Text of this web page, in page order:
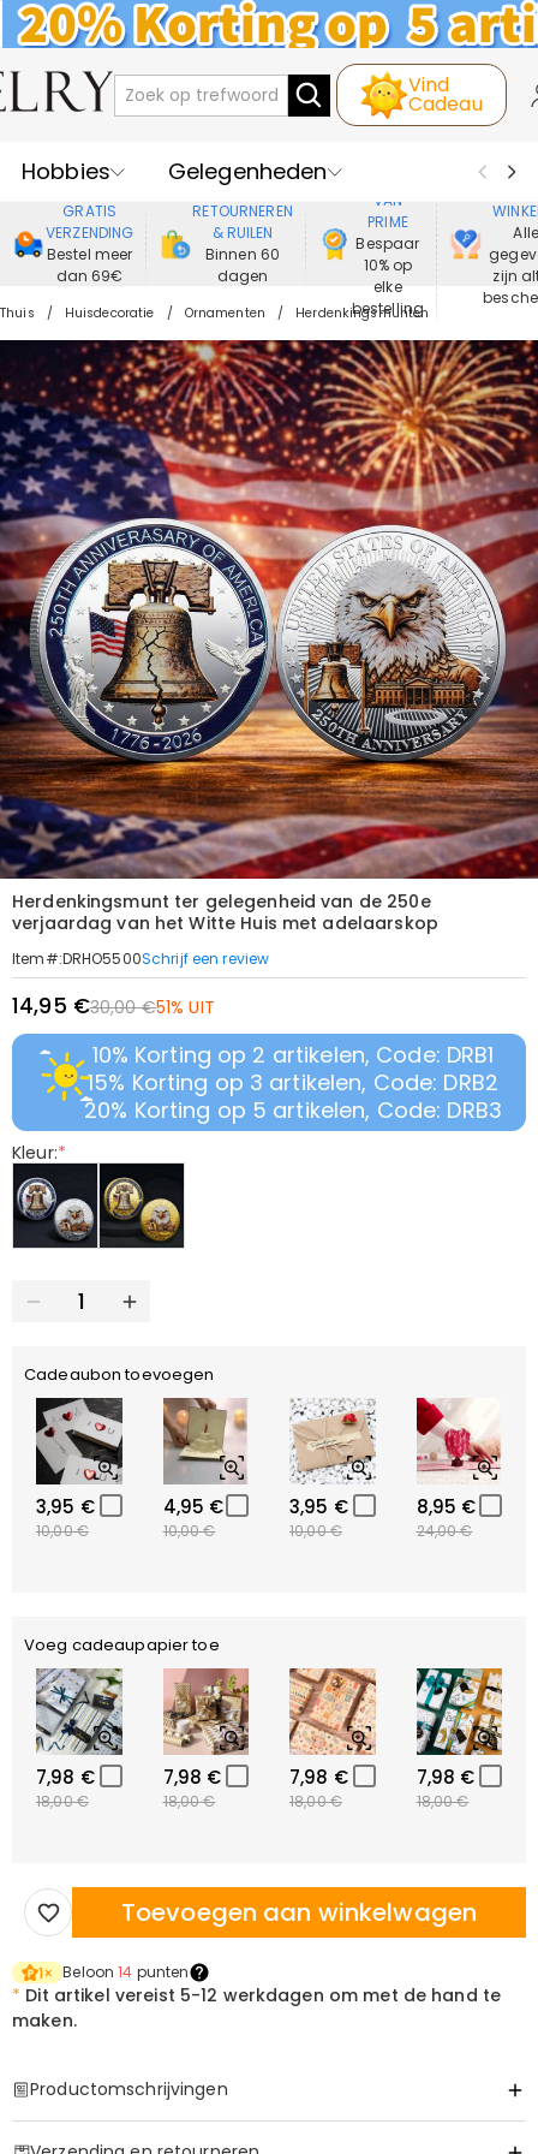
Vind
Cadeau
Hobbies
Gelegenheden
Recipienten
Best Verkochte
Nieuwe
Juwelen
Wonen&Leven
Kleding
GRATIS
VERZENDING
Bestel meer
dan 69€
RETOURNEREN
& RUILEN
Binnen 60
dagen
VAN
PRIME
Bespaar
10% op
elke
bestelling
Alle
zijn
Thuis Huisdecoratie Ornamenten Herdenkingsmunten
Herdenkingsmunt ter gelegenheid van de 250e
verjaardag van het Witte Huis met adelaarskop
Item#:DRHO5500Schrijf een review
14,95 €30,00 €51% UIT
10% Korting op 2 artikelen, Code: DRB1
15% Korting op 3 artikelen, Code: DRB2
20% Korting op 5 artikelen, Code: DRB3
Kleur:*
Cadeaubon toevoegen
3,95 €
10,00 €
4,95 €
10,00 €
3,95 €
10,00 €
8,95 €
24,00 €
Voeg cadeaupapier toe
7,98 €
18,00 €
7,98 €
18,00 €
7,98 €
18,00 €
7,98 €
18,00 €
Toevoegen aan winkelwagen
1× Beloon14 punten
* Dit artikel vereist 5-12 werkdagen om met de hand te
maken.
Productomschrijvingen